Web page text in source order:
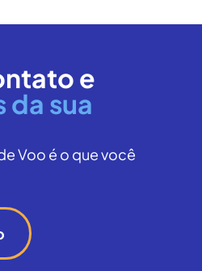
e
da sua
Voo é o que você